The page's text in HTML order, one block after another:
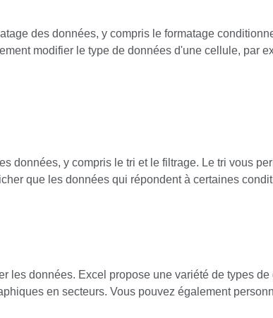
des données, y compris le formatage
modifier le type de données d'une cellule, par
données, y compris le tri et le filtrage. Le tri vous
que les données qui répondent à certaines
les données. Excel propose une variété de types
en secteurs. Vous pouvez également